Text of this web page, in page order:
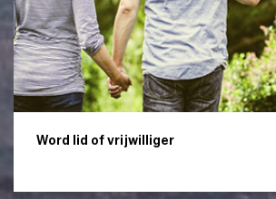
Word lid of vrijwilliger